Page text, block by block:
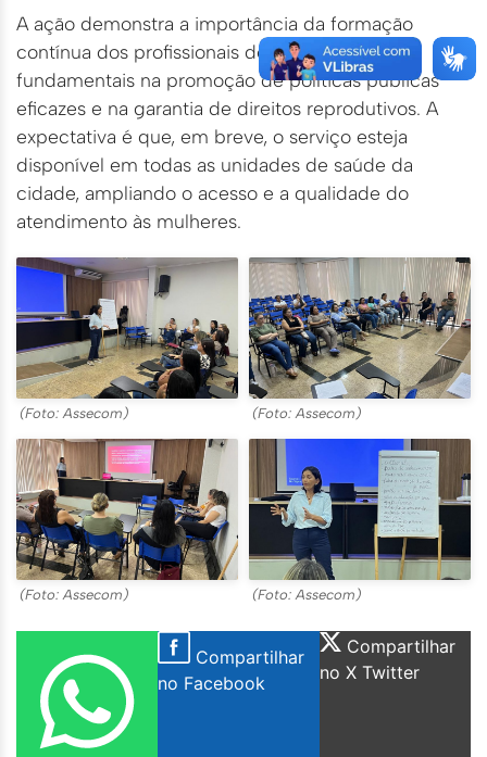
A ação demonstra a importância da formação
contínua dos profissionais de saúde, que são
fundamentais na promoção de políticas públicas
eficazes e na garantia de direitos reprodutivos. A
expectativa é que, em breve, o serviço esteja
disponível em todas as unidades de saúde da
cidade, ampliando o acesso e a qualidade do
atendimento às mulheres.
(Foto: Assecom) (Foto: Assecom)
(Foto: Assecom) (Foto: Assecom)
Compartilhar
no Facebook
Compartilhar
no X Twitter